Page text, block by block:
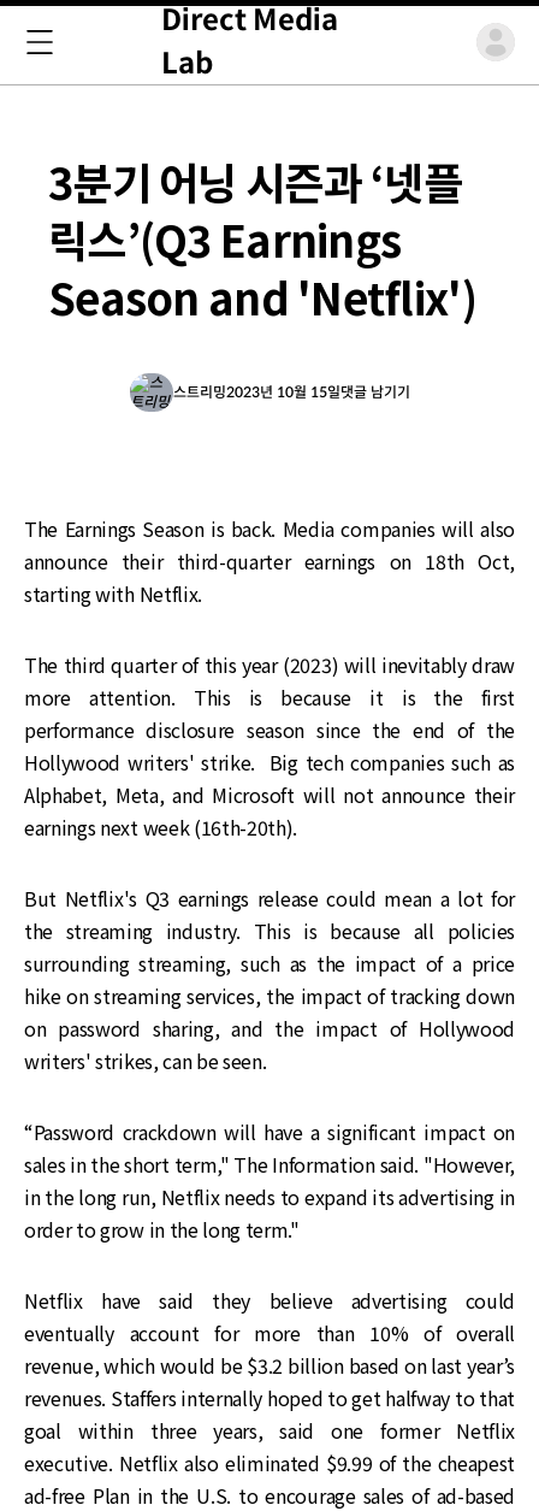
Direct Media
Lab
3분기 어닝 시즌과 ‘넷플
릭스’(Q3 Earnings
Season and 'Netflix')
스트리밍2023년 10월 15일댓글 남기기
The Earnings Season is back. Media companies will also
announce their third-quarter earnings on 18th Oct,
starting with Netflix.
The third quarter of this year (2023) will inevitably draw
more attention. This is because it is the first
performance disclosure season since the end of the
Hollywood writers' strike. Big tech companies such as
Alphabet, Meta, and Microsoft will not announce their
earnings next week (16th-20th).
But Netflix's Q3 earnings release could mean a lot for
the streaming industry. This is because all policies
surrounding streaming, such as the impact of a price
hike on streaming services, the impact of tracking down
on password sharing, and the impact of Hollywood
writers' strikes, can be seen.
“Password crackdown will have a significant impact on
sales in the short term," The Information said. "However,
in the long run, Netflix needs to expand its advertising in
order to grow in the long term."
Netflix have said they believe advertising could
eventually account for more than 10% of overall
revenue, which would be $3.2 billion based on last year’s
revenues. Staffers internally hoped to get halfway to that
goal within three years, said one former Netflix
executive. Netflix also eliminated $9.99 of the cheapest
ad-free Plan in the U.S. to encourage sales of ad-based